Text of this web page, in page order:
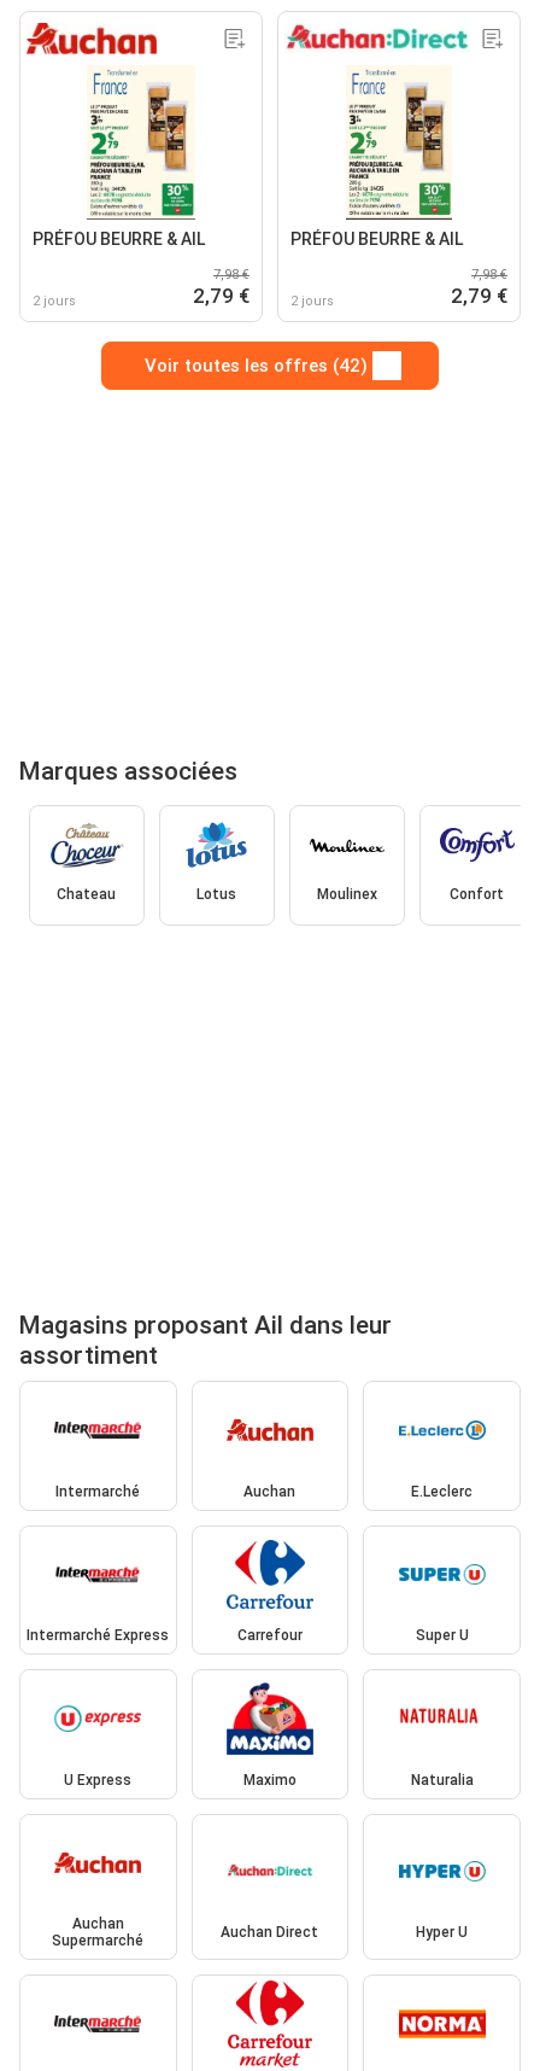
PRÉFOU BEURRE & AIL
2 jours
7,98 €
2,79 €
PRÉFOU BEURRE & AIL
2 jours
7,98 €
2,79 €
Voir toutes les offres (42)
Marques associées
Chateau Lotus Moulinex Confort
Magasins proposant Ail dans leur
assortiment
Intermarché Auchan E.Leclerc
Intermarché Express Carrefour Super U
U Express Maximo Naturalia
Auchan
Supermarché
Auchan Direct Hyper U